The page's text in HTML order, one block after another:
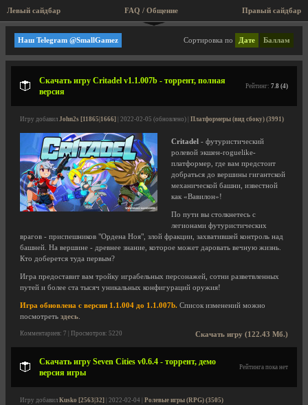
Левый сайдбар Правый сайдбар
FAQ / Общение
Аркадные шутеры
Сортировка по Дате Баллам
Наш Telegram @SmallGamez
Скачать игру Critadel v1.1.007b - торрент, полная
версия
Рейтинг: 7.8 (4)
Игру добавил John2s [11865|1666] | 2022-02-05 (обновлено) | Платформеры (вид сбоку) (3991)
Critadel - футуристический
ролевой экшен-roguelike-
платформер, где вам предстоит
добраться до вершины гигантской
механической башни, известной
как «Вавилон»!
По пути вы столкнетесь с
легионами футуристических
врагов - приспешников "Ордена Ноя", злой фракции, захватившей контроль над
башней. На вершине - древнее знание, которое может даровать вечную жизнь.
Кто доберется туда первым?
Игра предоставит вам тройку играбельных персонажей, сотни разветвленных
путей и более ста тысяч уникальных конфигураций оружия!
Игра обновлена с версии 1.1.004 до 1.1.007b. Список изменений можно
посмотреть здесь
Скачать игру (122.43 Мб.)
Комментариев: 7 | Просмотров: 5220
Скачать игру Seven Cities v0.6.4 - торрент, демо
версия игры
Рейтинга пока нет
Игру добавил Kusko [2563|32] | 2022-02-04 | Ролевые игры (RPG) (3505)